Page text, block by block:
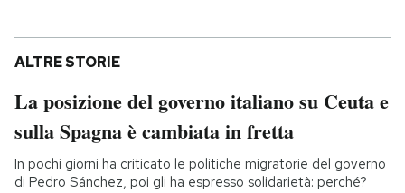
ALTRE STORIE
La posizione del governo italiano su Ceuta e
sulla Spagna è cambiata in fretta
In pochi giorni ha criticato le politiche migratorie del governo
di Pedro Sánchez, poi gli ha espresso solidarietà: perché?